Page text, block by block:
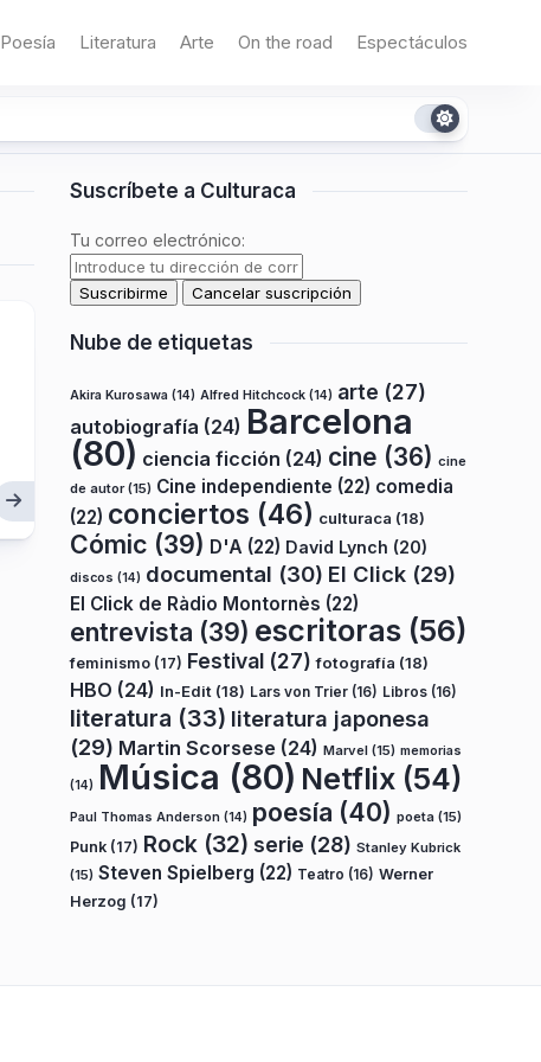
Poesía Literatura Arte On the road Espectáculos
Suscríbete a Culturaca
Tu correo electrónico:
Nube de etiquetas
Akira Kurosawa (14) Alfred Hitchcock (14) arte (27)
autobiografía (24) Barcelona
(80) ciencia ficción (24) cine (36) cine
de autor(15) Cine independiente (22) comedia
(22) conciertos (46) culturaca (18)
Cómic (39) D'A (22) David Lynch (20)
discos (14) documental (30) El Click (29)
El Click de Ràdio Montornès (22)
entrevista (39) escritoras (56)
feminismo (17) Festival (27) fotografía (18)
HBO (24) In-Edit (18) Lars von Trier (16) Libros (16)
literatura (33) literatura japonesa
(29) Martin Scorsese (24) Marvel (15) memorias
(14) Música (80) Netflix (54)
Paul Thomas Anderson (14) poesía (40) poeta (15)
Punk (17) Rock (32) serie (28) Stanley Kubrick
(15) Steven Spielberg (22) Teatro (16) Werner
Herzog (17)